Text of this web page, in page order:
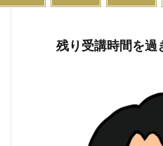
残り受講時間を過